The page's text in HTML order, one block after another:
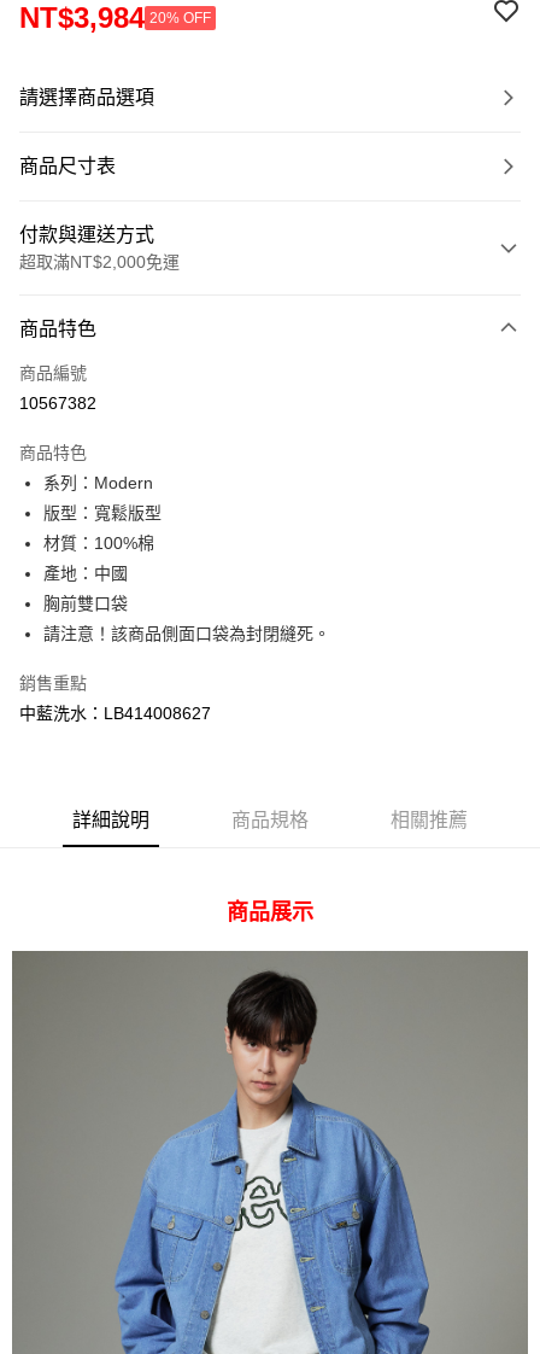
NT$3,984 20% OFF
請選擇商品選項
商品尺寸表
付款與運送方式
超取滿NT$2,000免運
信用卡一次付款
信用卡分期付款
合作金庫商業銀行
華南商業銀行
上海商業儲蓄銀行
國泰世華商業銀行
臺灣中小企業銀行
匯豐（台灣）商業銀行
聯邦商業銀行
元大商業銀行
永豐商業銀行
台新國際商業銀行
台灣樂天信用卡公司
超商取貨付款
LINE Pay
Apple Pay
悠遊付
全盈+PAY
AFTEE先享後付是「在收到商品之後才付款」的支付方式。 讓您購物簡單
３．安心：先確認商品／服務後，再付款。
【「AFTEE先享後付」結帳流程】
１．於結帳方式選擇「AFTEE先享後付」後，將跳轉至「AFTEE先享後付」
結帳頁面，進行簡訊認證並確認金額後，即可完成結帳。
２．訂單成立數日內，您將收到繳費通知簡訊。
３．收到繳費通知簡訊後14天內，點擊此簡訊中的連結，可透過四大超商／
ATM／網路銀行／等多元方式進行付款，方視為交易完成。
※ 請注意：結帳手續完成當下不需立刻繳費，但若您需要取消訂單，請聯絡
購買商品的店家。未經商家同意取消之訂單仍視為有效，需透過AFTEE先享
※ 交易是否成功請以「AFTEE先享後付 」之結帳頁面顯示為準，若有關於
是否繳費成功／繳費後需取消欲退款等相關疑問，請聯繫「AFTEE先享後付
https://netprotections.freshdesk.com/support/home
１．透過由恩沛科技股份有限公司提供之「AFTEE先享後付」服務完成之交
易，需依本服務之必要範圍內提供個人資料，並將交易相關給付款項請求債
權轉讓予恩沛科技股份有限公司。
２．關於個人資料處理事宜，請瀏覽以下網址：
https://aftee.tw/terms/#terms3
ATM付款
每筆NT$80，滿NT$2,000(含以上)免運費
每筆NT$80，滿NT$2,000(含以上)免運費
每筆NT$80，滿NT$2,000(含以上)免運費
每筆NT$120，滿NT$2,000(含以上)免運費
商品特色
商品編號
10567382
商品特色
系列：Modern
版型：寬鬆版型
材質：100%棉
產地：中國
胸前雙口袋
請注意！該商品側面口袋為封閉縫死。
銷售重點
中藍洗水：LB414008627
詳細說明 商品規格 相關推薦
商品展示